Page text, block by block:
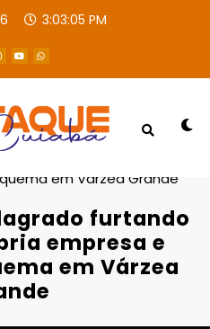
3:03:06 PM
Destaques
em Várzea Grande
furtando
empresa e
em Várzea